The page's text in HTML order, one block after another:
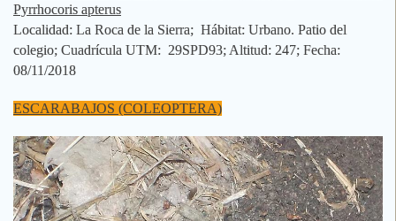
Pyrrhocoris apterus
Localidad: La Roca de la Sierra; Hábitat: Urbano. Patio del
colegio; Cuadrícula UTM: 29SPD93; Altitud: 247; Fecha:
08/11/2018
ESCARABAJOS (COLEOPTERA)